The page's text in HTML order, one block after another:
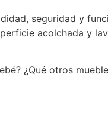
seguridad y
acolchada y
¿Qué otros